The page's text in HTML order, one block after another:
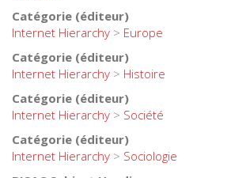
Catégorie (éditeur)
Internet Hierarchy > Europe
Catégorie (éditeur)
Internet Hierarchy > Histoire
Catégorie (éditeur)
Internet Hierarchy > Société
Catégorie (éditeur)
Internet Hierarchy > Sociologie